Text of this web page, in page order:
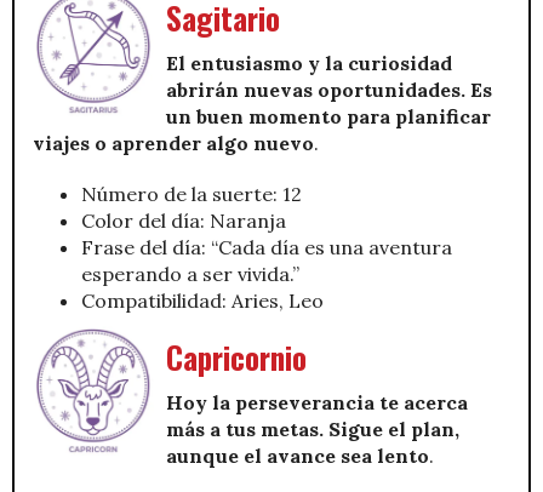
Sagitario
El entusiasmo y la curiosidad
abrirán nuevas oportunidades. Es
un buen momento para planificar
viajes o aprender algo nuevo.
Número de la suerte: 12
Color del día: Naranja
Frase del día: “Cada día es una aventura
esperando a ser vivida.”
Compatibilidad: Aries, Leo
Capricornio
Hoy la perseverancia te acerca
más a tus metas. Sigue el plan,
aunque el avance sea lento.